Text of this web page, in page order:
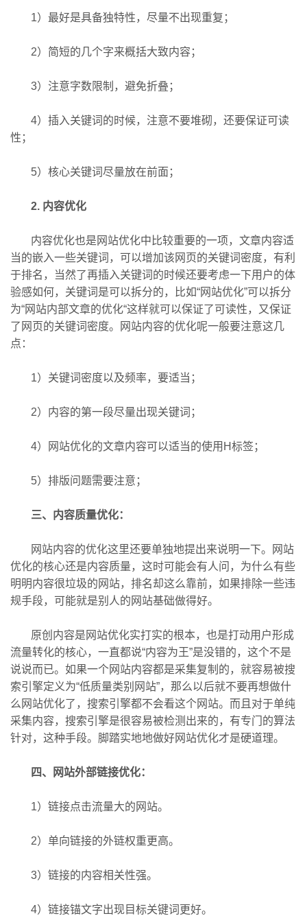
1）最好是具备独特性，尽量不出现重复；
2）简短的几个字来概括大致内容；
3）注意字数限制，避免折叠；
4）插入关键词的时候，注意不要堆砌，还要保证可读
性；
5）核心关键词尽量放在前面；
2. 内容优化
内容优化也是网站优化中比较重要的一项，文章内容适
当的嵌入一些关键词，可以增加该网页的关键词密度，有利
于排名，当然了再插入关键词的时候还要考虑一下用户的体
验感如何，关键词是可以拆分的，比如“网站优化”可以拆分
为“网站内部文章的优化“这样就可以保证了可读性，又保证
了网页的关键词密度。网站内容的优化呢一般要注意这几
点：
1）关键词密度以及频率，要适当；
2）内容的第一段尽量出现关键词；
4）网站优化的文章内容可以适当的使用H标签；
5）排版问题需要注意；
三、内容质量优化：
网站内容的优化这里还要单独地提出来说明一下。网站
优化的核心还是内容质量，这时可能会有人问，为什么有些
明明内容很垃圾的网站，排名却这么靠前，如果排除一些违
规手段，可能就是别人的网站基础做得好。
原创内容是网站优化实打实的根本，也是打动用户形成
流量转化的核心，一直都说“内容为王”是没错的，这个不是
说说而已。如果一个网站内容都是采集复制的，就容易被搜
索引擎定义为“低质量类别网站”，那么以后就不要再想做什
么网站优化了，搜索引擎都不会看这个网站。而且对于单纯
采集内容，搜索引擎是很容易被检测出来的，有专门的算法
针对，这种手段。脚踏实地地做好网站优化才是硬道理。
四、网站外部链接优化：
1）链接点击流量大的网站。
2）单向链接的外链权重更高。
3）链接的内容相关性强。
4）链接锚文字出现目标关键词更好。